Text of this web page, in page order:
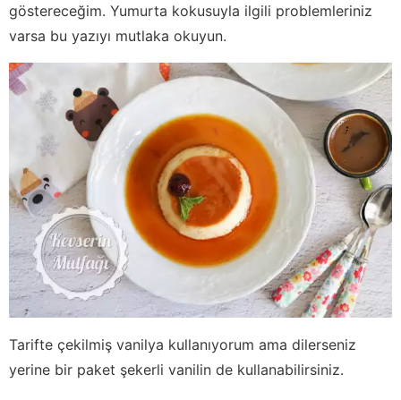
göstereceğim. Yumurta kokusuyla ilgili problemleriniz
varsa bu yazıyı mutlaka okuyun.
Tarifte çekilmiş vanilya kullanıyorum ama dilerseniz
yerine bir paket şekerli vanilin de kullanabilirsiniz.